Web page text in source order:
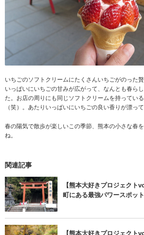
いちごのソフトクリームにたくさんいちごがのった
いっぱいにいちごの甘みが広がって、なんとも春ら
た。お店の周りにも同じソフトクリームを持ってい
（笑）。あたりいっぱいにいちごの良い香りが漂って
春の陽気で散歩が楽しいこの季節、熊本の小さな春
ね。
関連記事
【熊本大好きプロジェクト
町にある最強パワースポット
【熊本大好きプロジェクト